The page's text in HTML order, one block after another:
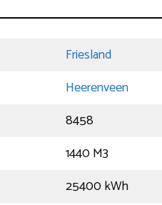
Friesland
Heerenveen
8458
1440 M3
25400 kWh